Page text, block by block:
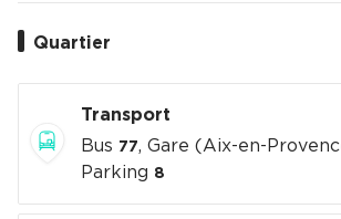
Quartier
Transport
Bus 77, Gare (Aix-en-
Parking 8